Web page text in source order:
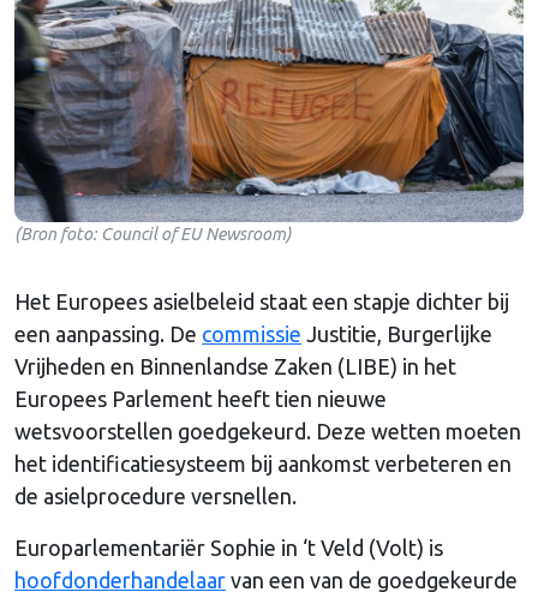
(Bron foto: Council of EU Newsroom)
Het Europees asielbeleid staat een stapje dichter bij
een aanpassing. De commissie Justitie, Burgerlijke
Vrijheden en Binnenlandse Zaken (LIBE) in het
Europees Parlement heeft tien nieuwe
wetsvoorstellen goedgekeurd. Deze wetten moeten
het identificatiesysteem bij aankomst verbeteren en
de asielprocedure versnellen.
Europarlementariër Sophie in ‘t Veld (Volt) is
hoofdonderhandelaar van een van de goedgekeurde